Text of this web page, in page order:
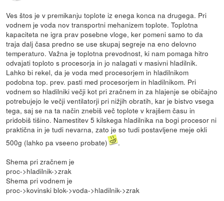
Ves štos je v premikanju toplote iz enega konca na drugega. Pri
vodnem je voda nov transportni mehanizem toplote. Toplotna
kapaciteta ne igra prav posebne vloge, ker pomeni samo to da
traja dalj časa predno se use skupaj segreje na eno delovno
temperaturo. Važna je toplotna prevodnost, ki nam pomaga hitro
odvajati toploto s procesorja in jo nalagati v masivni hladilnik.
Lahko bi rekel, da je voda med procesorjem in hladilnikom
podobna top. prev. pasti med procesorjem in hladilnikom. Pri
vodnem so hladilniki večji kot pri zračnem in za hlajenje se običajno
potrebujejo le večji ventilatorji pri nižjih obratih, kar je bistvo vsega
tega, saj se na ta način znebiš več toplote v krajšem času in
pridobiš tišino. Namestitev 5 kilskega hladilnika na bogi procesor ni
praktična in je tudi nevarna, zato je so tudi postavljene meje okli
500g (lahko pa vseeno probate)
.
Shema pri zračnem je
proc->hladilnik->zrak
Shema pri vodnem je
proc->kovinski blok->voda->hladilnik->zrak